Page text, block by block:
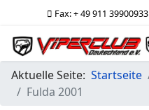
Fax: + 49 911 39900933
Aktuelle Seite: Startseite
Fulda 2001